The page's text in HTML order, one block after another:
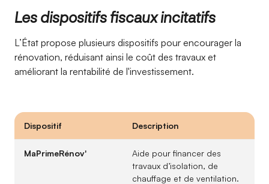
Les dispositifs fiscaux incitatifs
L’État propose plusieurs dispositifs pour encourager la
rénovation, réduisant ainsi le coût des travaux et
améliorant la rentabilité de l'investissement.
Dispositif Description
MaPrimeRénov'
Aide pour financer des
travaux d’isolation, de
chauffage et de ventilation.